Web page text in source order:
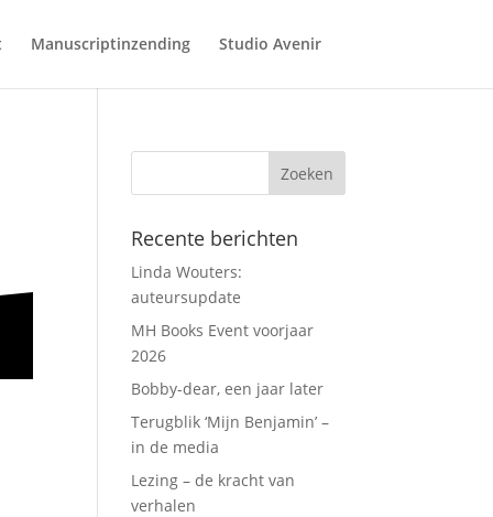
Manuscriptinzending Studio Avenir
Recente berichten
Linda Wouters:
auteursupdate
MH Books Event voorjaar
2026
Bobby-dear, een jaar later
Terugblik ‘Mijn Benjamin’ –
in de media
Lezing – de kracht van
verhalen